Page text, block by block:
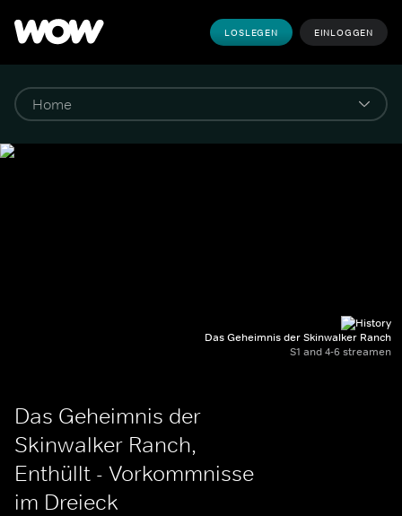
LOSLEGEN EINLOGGEN
Das Geheimnis der Skinwalker Ranch
S1 and 4-6 streamen
Das Geheimnis der
Skinwalker Ranch,
Enthüllt - Vorkommnisse
im Dreieck